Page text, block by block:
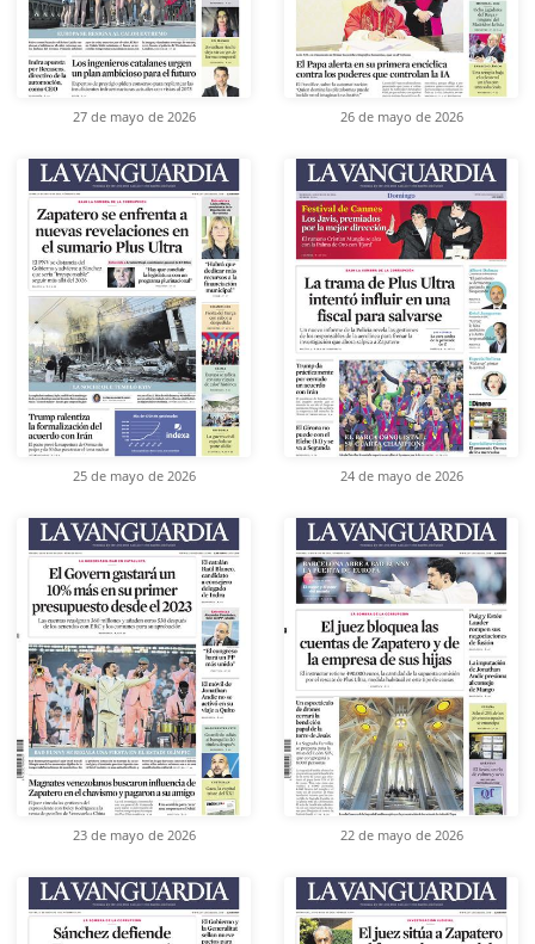
27 de mayo de 2026 26 de mayo de 2026
25 de mayo de 2026 24 de mayo de 2026
23 de mayo de 2026 22 de mayo de 2026